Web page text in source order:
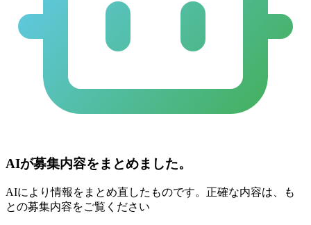
AIが募集内容をまとめました。
AIにより情報をまとめ直したものです。正確な内容は、も
との募集内容をご覧ください